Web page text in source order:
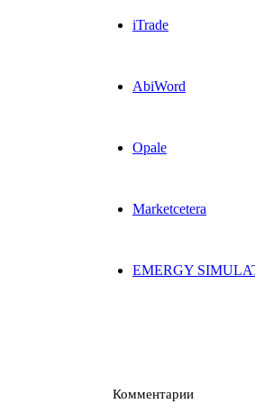
iTrade
AbiWord
Opale
Marketcetera
EMERGY
Комментарии